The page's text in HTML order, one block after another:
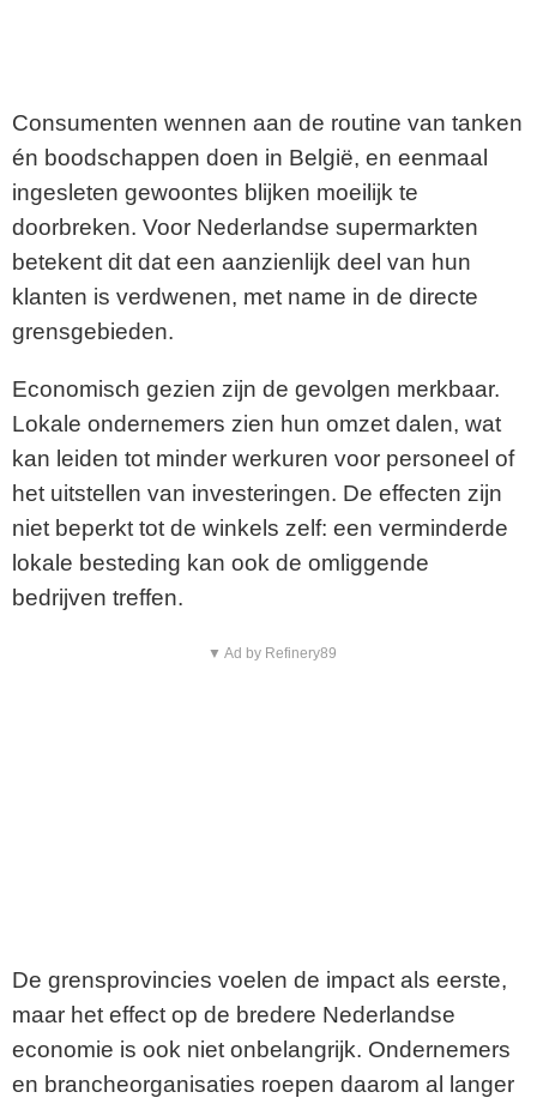
Consumenten wennen aan de routine van tanken
én boodschappen doen in België, en eenmaal
ingesleten gewoontes blijken moeilijk te
doorbreken. Voor Nederlandse supermarkten
betekent dit dat een aanzienlijk deel van hun
klanten is verdwenen, met name in de directe
grensgebieden.
Economisch gezien zijn de gevolgen merkbaar.
Lokale ondernemers zien hun omzet dalen, wat
kan leiden tot minder werkuren voor personeel of
het uitstellen van investeringen. De effecten zijn
niet beperkt tot de winkels zelf: een verminderde
lokale besteding kan ook de omliggende
bedrijven treffen.
▼ Ad by Refinery89
De grensprovincies voelen de impact als eerste,
maar het effect op de bredere Nederlandse
economie is ook niet onbelangrijk. Ondernemers
en brancheorganisaties roepen daarom al langer